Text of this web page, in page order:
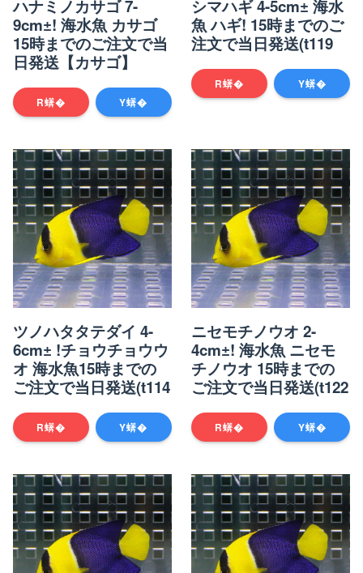
ハナミノカサゴ 7-
9cm±! 海水魚 カサゴ
15時までのご注文で当
日発送【カサゴ】
R蠎� Y蠎�
シマハギ 4-5cm± 海水
魚 ハギ! 15時までのご
注文で当日発送(t119
R蠎� Y蠎�
ツノハタタテダイ 4-
6cm± !チョウチョウウ
オ 海水魚15時までの
ご注文で当日発送(t114
R蠎� Y蠎�
ニセモチノウオ 2-
4cm±! 海水魚 ニセモ
チノウオ 15時までの
ご注文で当日発送(t122
R蠎� Y蠎�